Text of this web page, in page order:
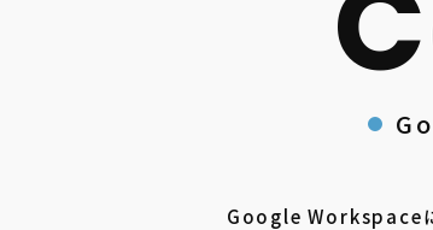
Google Workspaceに